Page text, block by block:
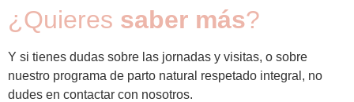
¿Quieres saber más?
Y si tienes dudas sobre las jornadas y visitas, o sobre
nuestro programa de parto natural respetado integral, no
dudes en contactar con nosotros.